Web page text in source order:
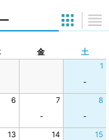
金
土
1
-
6
7
-
8
-
13
14
15